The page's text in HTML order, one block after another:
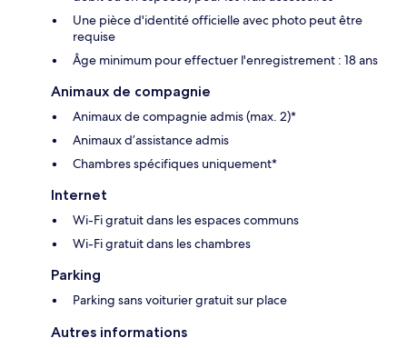
Une pièce d'identité officielle avec photo peut être
requise
Âge minimum pour effectuer l'enregistrement : 18 ans
Animaux de compagnie
Animaux de compagnie admis (max. 2)*
Animaux d’assistance admis
Chambres spécifiques uniquement*
Internet
Wi-Fi gratuit dans les espaces communs
Wi-Fi gratuit dans les chambres
Parking
Parking sans voiturier gratuit sur place
Autres informations